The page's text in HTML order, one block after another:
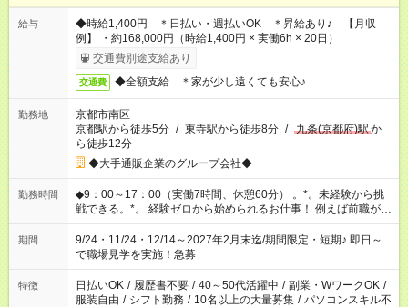
給与
◆時給1,400円 ＊日払い・週払いOK ＊昇給あり♪ 【月収
例】 ・約168,000円（時給1,400円 × 実働6h × 20日）
交通費別途支給あり
交通費 ◆全額支給 ＊家が少し遠くても安心♪
勤務地
京都市南区
京都駅から徒歩5分 / 東寺駅から徒歩8分 / 九条(京都府)駅か
ら徒歩12分
◆大手通販企業のグループ会社◆
勤務時間
◆9：00～17：00（実働7時間、休憩60分） 。*。未経験から挑
戦できる。*。 経験ゼロから始められるお仕事！ 例えば前職が、
在宅/財団法人/事務/コールセンター/受付/販売/カフェスタッフ ス
イーツ販売/ホテルフロント/化粧品販売/など 未経験の方たちが
活躍中♪
期間
9/24・11/24・12/14～2027年2月末迄/期間限定・短期♪ 即日～
で職場見学を実施！急募
特徴 日払いOK / 履歴書不要 / 40～50代活躍中 / 副業・WワークOK /
服装自由 / シフト勤務 / 10名以上の大量募集 / パソコンスキル不